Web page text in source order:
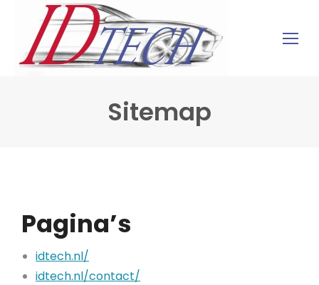
Sitemap
Pagina’s
idtech.nl/
idtech.nl/contact/